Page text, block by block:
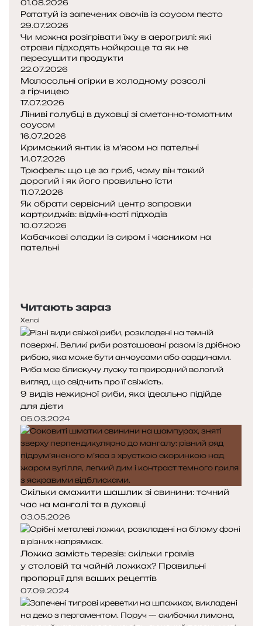
01.08.2026
Рататуй із запечених овочів із соусом песто
29.07.2026
Чи можна розігрівати їжу в аерогрилі: які
страви підходять найкраще та як не
пересушити продукти
22.07.2026
Малосольні огірки в холодному розсолі
з гірчицею
17.07.2026
Ліниві голубці в духовці зі сметанно-томатним
соусом
16.07.2026
Кримський янтик із м’ясом на пательні
14.07.2026
Трюфель: що це за гриб, чому він такий
дорогий і як його правильно їсти
11.07.2026
Як обрати сервісний центр заправки
картриджів: відмінності підходів
10.07.2026
Кабачкові оладки із сиром і часником на
пательні
Читають зараз
Хелсі
9 видів нежирної риби, яка ідеально підійде
для дієти
05.03.2024
Скільки смажити шашлик зі свинини: точний
час на мангалі та в духовці
03.05.2026
Ложка замість терезів: скільки грамів
у столовій та чайній ложках? Правильні
пропорції для ваших рецептів
07.09.2024